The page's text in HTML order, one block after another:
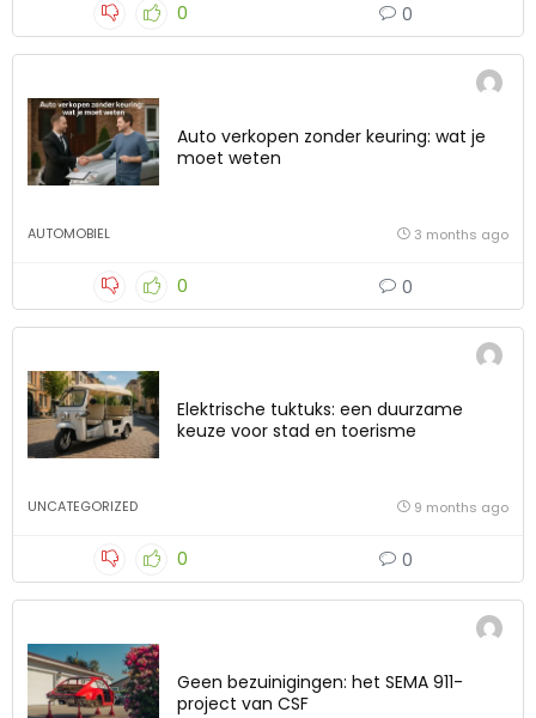
0 0
Auto verkopen zonder keuring: wat je
moet weten
AUTOMOBIEL 3 months ago
0 0
Elektrische tuktuks: een duurzame
keuze voor stad en toerisme
UNCATEGORIZED 9 months ago
0 0
Geen bezuinigingen: het SEMA 911-
project van CSF